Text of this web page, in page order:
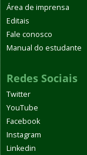
Área de imprensa
Editais
Fale conosco
Manual do estudante
Redes Sociais
Twitter
YouTube
Facebook
Instagram
Linkedin